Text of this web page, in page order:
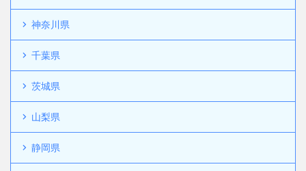
神奈川県
千葉県
茨城県
山梨県
静岡県